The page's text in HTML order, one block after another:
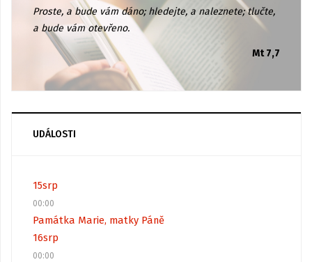
Proste, a bude vám dáno; hledejte, a naleznete; tlučte,
a bude vám otevřeno.
Mt 7,7
UDÁLOSTI
15srp
00:00
Památka Marie, matky Páně
16srp
00:00